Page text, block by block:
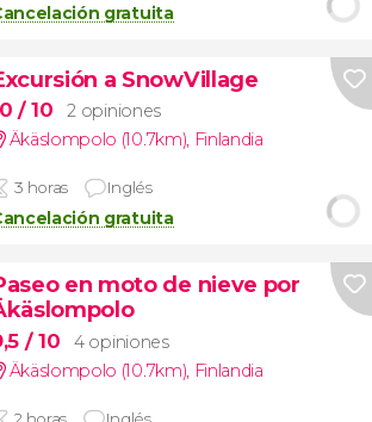
gratuita
a SnowVillage
/ 10
2 opiniones
Äkäslompolo (10.7km), Finlandia
3 horas Inglés
gratuita
en moto de nieve por
/ 10
4 opiniones
Äkäslompolo (10.7km), Finlandia